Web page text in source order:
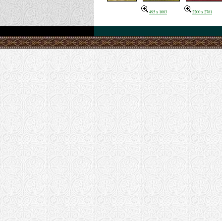
495 x 1083 2200 x 2781